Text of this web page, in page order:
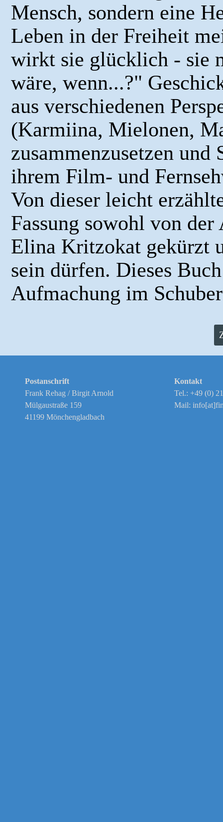
Mensch, sondern eine
Leben in der Freiheit
wirkt sie glücklich - sie
wäre, wenn...?"
aus verschiedenen
(Karmiina, Mielonen,
zusammenzusetzen und
ihrem Film- und
Von dieser leicht
Fassung sowohl von
Elina Kritzokat gekürzt
sein dürfen. Dieses
Aufmachung im
Postanschrift
Frank Rehag / Birgit Arnold
Mülgaustraße 159
41199 Mönchengladbach
Kontakt
Tel.: +49 (0)
Mail: